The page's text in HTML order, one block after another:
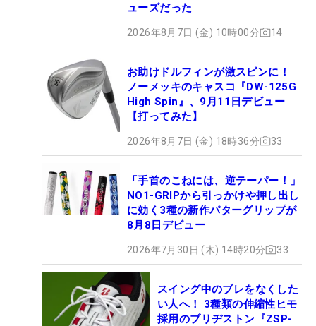
ューズだった
2026年8月7日 (金) 10時00分 14
お助けドルフィンが激スピンに！
ノーメッキのキャスコ『DW-125G
High Spin』、9月11日デビュー
【打ってみた】
2026年8月7日 (金) 18時36分 33
「手首のこねには、逆テーパー！」
NO1-GRIPから引っかけや押し出し
に効く3種の新作パターグリップが
8月8日デビュー
2026年7月30日 (木) 14時20分 33
スイング中のブレをなくした
い人へ！ 3種類の伸縮性ヒモ
採用のブリヂストン『ZSP-